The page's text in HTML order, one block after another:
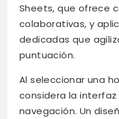
Sheets, que ofrece
colaborativas, y
dedicadas que
puntuación.
Al seleccionar una
considera la
navegación. Un